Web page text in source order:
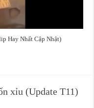
Hay Nhất Cập Nhật)
xỉu (Update T11)